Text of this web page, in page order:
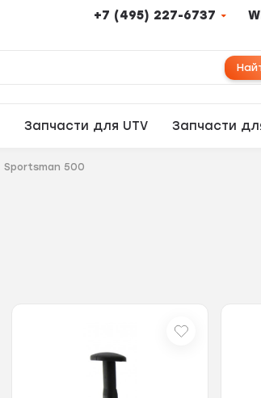
+7 (495) 227-6737
Запчасти для UTV Запчасти
Sportsman 500